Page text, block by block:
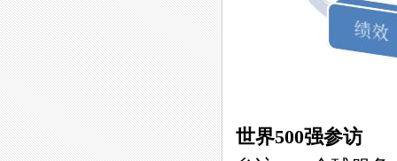
世界500强参访